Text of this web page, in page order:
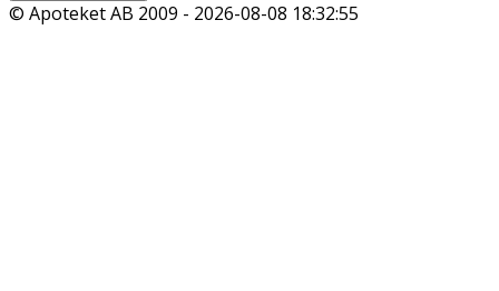
© Apoteket AB 2009 - 2026-08-08 18:32:55